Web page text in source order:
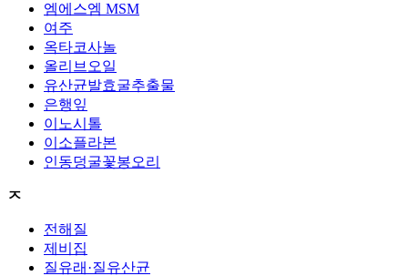
엠에스엠 MSM
여주
옥타코사놀
올리브오일
유산균발효굴추출물
은행잎
이노시톨
이소플라본
인동덩굴꽃봉오리
ㅈ
전해질
제비집
질유래·질유산균